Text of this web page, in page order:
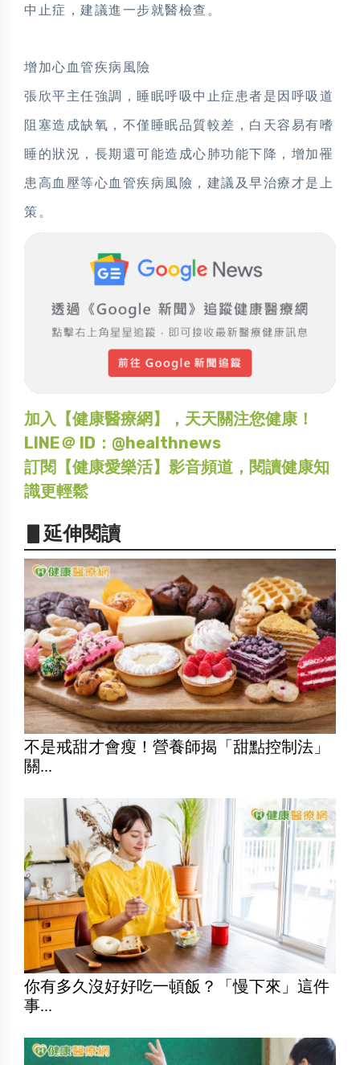
中止症，建議進一步就醫檢查。
增加心血管疾病風險
張欣平主任強調，睡眠呼吸中止症患者是因呼吸道
阻塞造成缺氧，不僅睡眠品質較差，白天容易有嗜
睡的狀況，長期還可能造成心肺功能下降，增加罹
患高血壓等心血管疾病風險，建議及早治療才是上
策。
加入【健康醫療網】，天天關注您健康！
LINE＠ ID：@healthnews
訂閱【健康愛樂活】影音頻道，閱讀健康知
識更輕鬆
▋延伸閱讀
不是戒甜才會瘦！營養師揭「甜點控制法」
關...
你有多久沒好好吃一頓飯？「慢下來」這件
事...